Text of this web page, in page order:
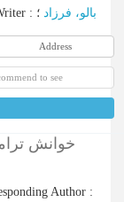
: بالو، فرزاد ؛
Address
to see
خوانش
Author :